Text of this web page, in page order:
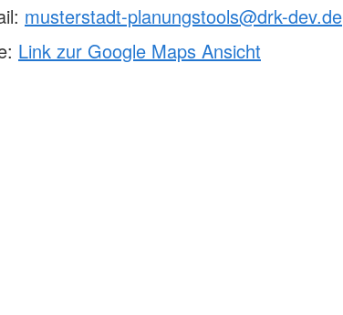
musterstadt-planungstools@drk-dev.de
Link zur Google Maps Ansicht